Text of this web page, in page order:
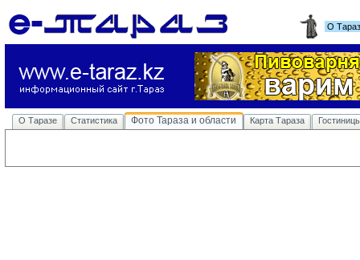
О
О Таразе Статистика Фото Тараза и области Карта Тараза